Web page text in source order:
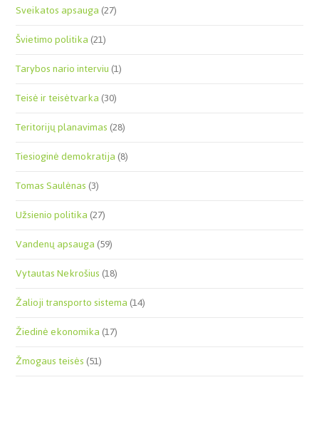
Sveikatos apsauga(27)
Švietimo politika(21)
Tarybos nario interviu(1)
Teisė ir teisėtvarka(30)
Teritorijų planavimas(28)
Tiesioginė demokratija(8)
Tomas Saulėnas(3)
Užsienio politika(27)
Vandenų apsauga(59)
Vytautas Nekrošius(18)
Žalioji transporto sistema(14)
Žiedinė ekonomika(17)
Žmogaus teisės(51)